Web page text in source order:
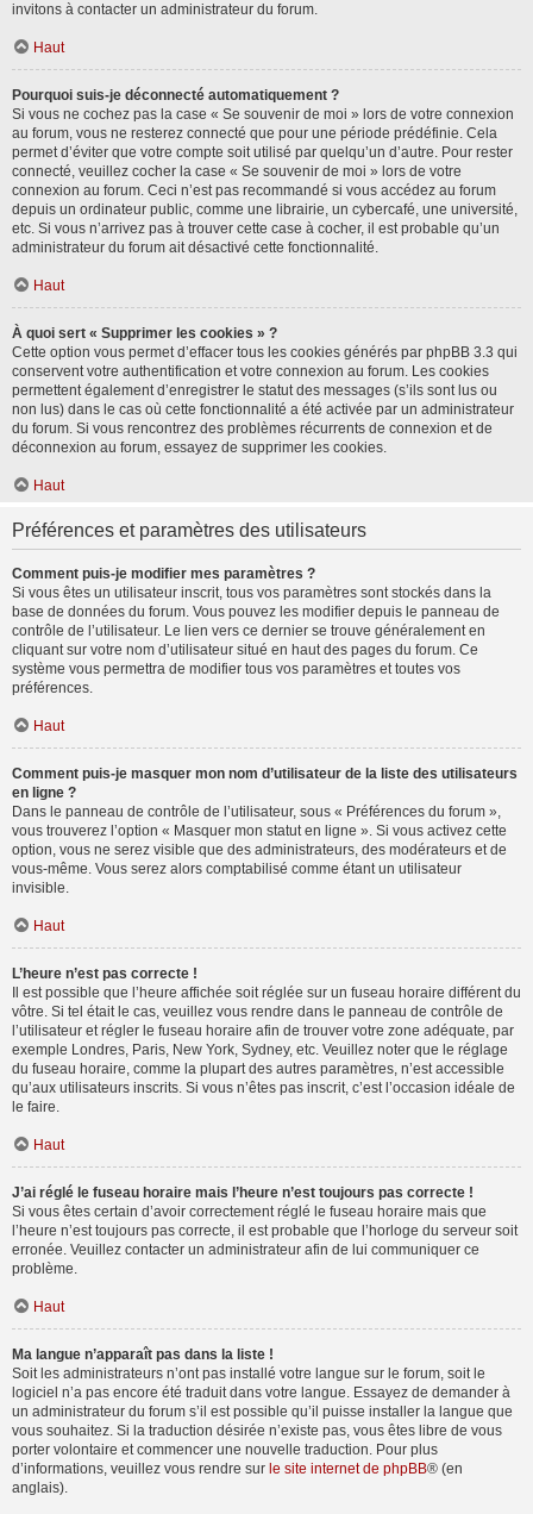
invitons à contacter un administrateur du forum.
Haut
Pourquoi suis-je déconnecté automatiquement ?
Si vous ne cochez pas la case « Se souvenir de moi » lors de votre connexion
au forum, vous ne resterez connecté que pour une période prédéfinie. Cela
permet d’éviter que votre compte soit utilisé par quelqu’un d’autre. Pour rester
connecté, veuillez cocher la case « Se souvenir de moi » lors de votre
connexion au forum. Ceci n’est pas recommandé si vous accédez au forum
depuis un ordinateur public, comme une librairie, un cybercafé, une université,
etc. Si vous n’arrivez pas à trouver cette case à cocher, il est probable qu’un
administrateur du forum ait désactivé cette fonctionnalité.
Haut
À quoi sert « Supprimer les cookies » ?
Cette option vous permet d’effacer tous les cookies générés par phpBB 3.3 qui
conservent votre authentification et votre connexion au forum. Les cookies
permettent également d’enregistrer le statut des messages (s’ils sont lus ou
non lus) dans le cas où cette fonctionnalité a été activée par un administrateur
du forum. Si vous rencontrez des problèmes récurrents de connexion et de
déconnexion au forum, essayez de supprimer les cookies.
Haut
Préférences et paramètres des utilisateurs
Comment puis-je modifier mes paramètres ?
Si vous êtes un utilisateur inscrit, tous vos paramètres sont stockés dans la
base de données du forum. Vous pouvez les modifier depuis le panneau de
contrôle de l’utilisateur. Le lien vers ce dernier se trouve généralement en
cliquant sur votre nom d’utilisateur situé en haut des pages du forum. Ce
système vous permettra de modifier tous vos paramètres et toutes vos
préférences.
Haut
Comment puis-je masquer mon nom d’utilisateur de la liste des utilisateurs
en ligne ?
Dans le panneau de contrôle de l’utilisateur, sous « Préférences du forum »,
vous trouverez l’option « Masquer mon statut en ligne ». Si vous activez cette
option, vous ne serez visible que des administrateurs, des modérateurs et de
vous-même. Vous serez alors comptabilisé comme étant un utilisateur
invisible.
Haut
L’heure n’est pas correcte !
Il est possible que l’heure affichée soit réglée sur un fuseau horaire différent du
vôtre. Si tel était le cas, veuillez vous rendre dans le panneau de contrôle de
l’utilisateur et régler le fuseau horaire afin de trouver votre zone adéquate, par
exemple Londres, Paris, New York, Sydney, etc. Veuillez noter que le réglage
du fuseau horaire, comme la plupart des autres paramètres, n’est accessible
qu’aux utilisateurs inscrits. Si vous n’êtes pas inscrit, c’est l’occasion idéale de
le faire.
Haut
J’ai réglé le fuseau horaire mais l’heure n’est toujours pas correcte !
Si vous êtes certain d’avoir correctement réglé le fuseau horaire mais que
l’heure n’est toujours pas correcte, il est probable que l’horloge du serveur soit
erronée. Veuillez contacter un administrateur afin de lui communiquer ce
problème.
Haut
Ma langue n’apparaît pas dans la liste !
Soit les administrateurs n’ont pas installé votre langue sur le forum, soit le
logiciel n’a pas encore été traduit dans votre langue. Essayez de demander à
un administrateur du forum s’il est possible qu’il puisse installer la langue que
vous souhaitez. Si la traduction désirée n’existe pas, vous êtes libre de vous
porter volontaire et commencer une nouvelle traduction. Pour plus
d’informations, veuillez vous rendre sur le site internet de phpBB® (en
anglais).